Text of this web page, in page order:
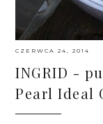
CZERWCA 24, 2014
INGRID -
Pearl Ideal